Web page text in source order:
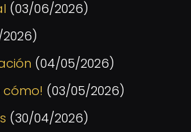
(03/06/2026)
(04/05/2026)
cómo! (03/05/2026)
(30/04/2026)